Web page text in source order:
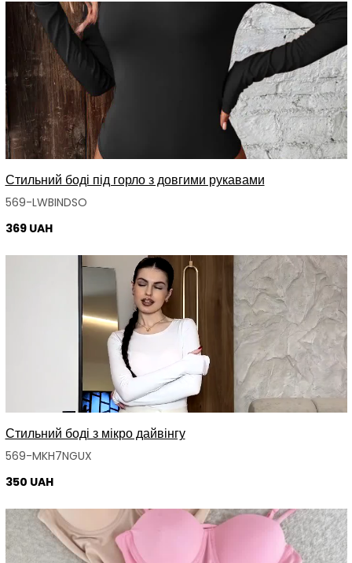
Стильний боді під горло з довгими рукавами
569-LWBINDSO
369 UAH
Стильний боді з мікро дайвінгу
569-MKH7NGUX
350 UAH